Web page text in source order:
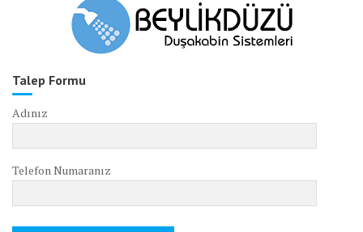
Talep Formu
Adınız
Telefon Numaranız